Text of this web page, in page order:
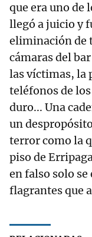
que era uno de
llegó a juicio y
eliminación de
cámaras del
las víctimas, la
teléfonos de
duro... Una
un
terror como la
piso de
en falso solo
flagrantes que